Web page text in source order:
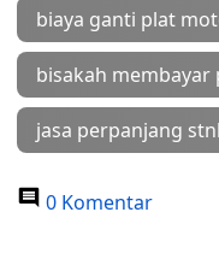
biaya ganti plat
bisakah
jasa perpanjang
0 Komentar